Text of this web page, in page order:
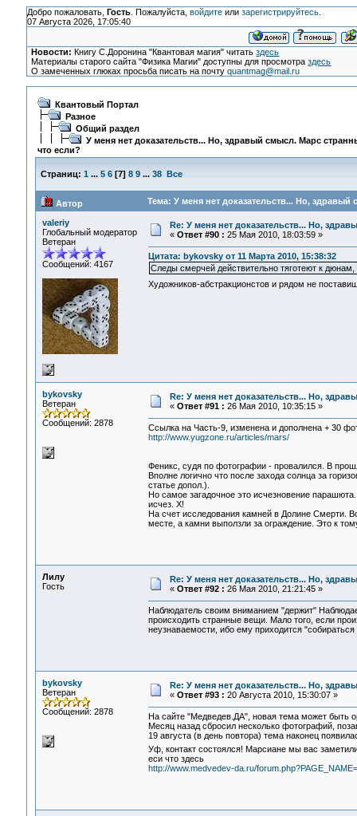
Добро пожаловать, Гость. Пожалуйста, войдитеили зарегистрируйтесь.
07 Августа 2026, 17:05:40
Новости: Книгу С.Доронина "Квантовая магия" читатьздесь
Материалы старого сайта "Физика Магии" доступны для просмотраздесь
О замеченных глюках просьба писать на почтуquantmag@mail.ru
Квантовый Портал
Разное
Общий раздел
У меня нет доказательств... Но, здравый смысл. Марс
что если?
Страниц: 1 ... 5 6[7] 8 9 ... 38 Все
Автор Тема: У меня нет доказательств... Но,
valeriy
Глобальный модератор
Ветеран
Сообщений: 4167
Re: У меня нет доказательств... Но,
« Ответ #90 : 25 Мая 2010, 18:03:59 »
Цитата: bykovsky от 11 Марта 2010, 15:38:32
Следы смерчей действительно тяготеют к
Художников-абстракционстов и рядом не
bykovsky
Ветеран
Сообщений: 2878
Re: У меня нет доказательств... Но,
« Ответ #91 : 26 Мая 2010, 10:35:15 »
Ссылка на Часть-9, изменена и дополнена + 30
http://www.yugzone.ru/articles/mars/
Феникс, судя по фотографии - провалился. В
Вполне логично что после захода солнца за
статье допол.).
Но самое загадочное это исчезновение
исчез. Х!
На счет исследования камней в Долине Смерти.
месте, а камни выползли за ограждение. Это к
Лилу
Гость
Re: У меня нет доказательств... Но,
« Ответ #92 : 26 Мая 2010, 21:21:45 »
Наблюдатель своим вниманием "держит"
происходить странные вещи. Мало того, если
неузнаваемости, ибо ему приходится
bykovsky
Ветеран
Сообщений: 2878
Re: У меня нет доказательств... Но,
« Ответ #93 : 20 Августа 2010, 15:30:07 »
На сайте "Медведев.ДА", новая тема может быть
Месяц назад сбросил несколько фотографий,
19 августа (в день повтора) тема наконец
Уф, контакт состоялся! Марсиане мы вас
еси что здесь
http://www.medvedev-da.ru/